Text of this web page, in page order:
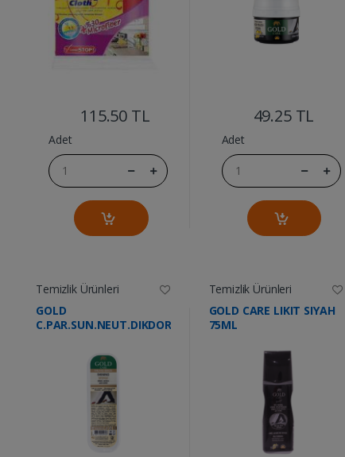
115.50 TL
Adet
49.25 TL
Adet
Temizlik Ürünleri
GOLD
C.PAR.SUN.NEUT.DIKDORTGEN
Temizlik Ürünleri
GOLD CARE LIKIT SIYAH
75ML